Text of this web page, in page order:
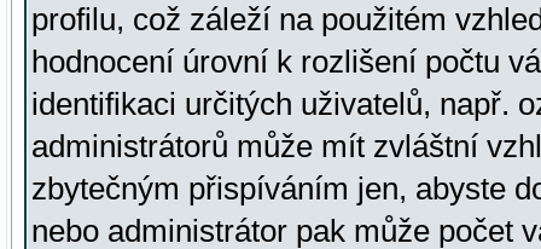
profilu, což záleží na použitém
hodnocení úrovní k rozlišení počtu
identifikaci určitých uživatelů, např.
administrátorů může mít zvláštní
zbytečným přispíváním jen, abyste
nebo administrátor pak může počet